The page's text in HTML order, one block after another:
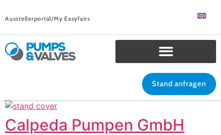
Ausstellerportal/My Easyfairs
Stand anfragen
Calpeda Pumpen GmbH